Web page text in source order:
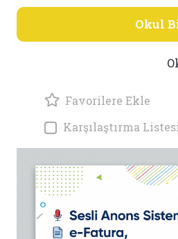
Okul
Favorilere Ekle
Karşılaştırma